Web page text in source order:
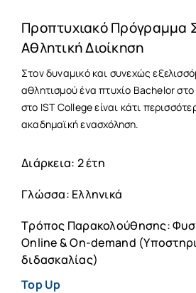
Προπτυχιακό Πρόγραμμα
Αθλητική Διοίκηση
Στον δυναμικό και συνεχώς
αθλητισμού ένα πτυχίο Bachelor
στο IST College είναι κάτι
ακαδημαϊκή ενασχόληση.
Διάρκεια: 2 έτη
Γλώσσα: Ελληνικά
Τρόπος Παρακολούθησης:
Online & On-demand
διδασκαλίας)
Top Up